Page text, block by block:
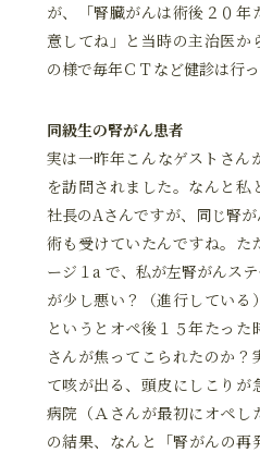
が、「腎臓がんは術後２０年
意してね」と当時の主治医か
の様で毎年ＣＴなど健診は行っ
同級生の腎がん患者
実は一昨年こんなゲストさん
を訪問されました。なんと
社長のAさんですが、同じ腎
術も受けていたんですね。た
ージ１a で、私が左腎がんス
が少し悪い？（進行してい
というとオペ後１５年たっ
さんが焦ってこられたのか？
て咳が出る、頭皮にしこりが
病院（Ａさんが最初にオペし
の結果、なんと「腎がんの